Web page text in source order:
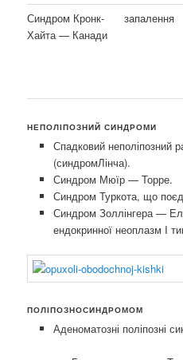
Синдром Кронк-
Хайта — Канади
запалення
НЕПОЛІПОЗНИЙ СИНДРОМИ
Спадковий неполіпозний
(синдромЛінча).
Синдром Мюїр — Торре.
Синдром Туркота, що
Синдром Золлінгера —
ендокринної неоплазм I
ПОЛІПОЗНОСИНДРОМОМ
Аденоматозні поліпозні